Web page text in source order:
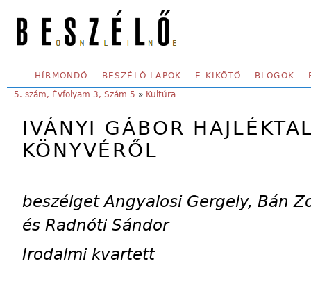
SECONDARY MENU
HÍRMONDÓ BESZÉLŐ LAPOK E-KIKÖTŐ BLOGOK
YOU ARE HERE:
5. szám, Évfolyam 3, Szám 5 » Kultúra
IVÁNYI GÁBOR
KÖNYVÉRŐL
beszélget Angyalosi Gergely, Bán
és Radnóti Sándor
Irodalmi kvartett